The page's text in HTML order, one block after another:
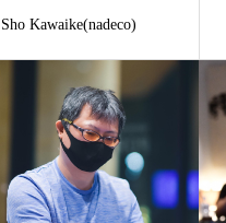
Sho Kawaike(nadeco)